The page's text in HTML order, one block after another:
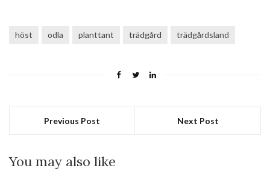
höst odla planttant trädgård trädgårdsland
Previous Post Next Post
You may also like